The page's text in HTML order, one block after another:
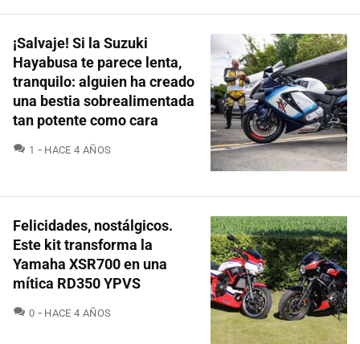
¡Salvaje! Si la Suzuki
Hayabusa te parece lenta,
tranquilo: alguien ha creado
una bestia sobrealimentada
tan potente como cara
1 COMENTARIOS
HACE 4 AÑOS
Felicidades, nostálgicos.
Este kit transforma la
Yamaha XSR700 en una
mítica RD350 YPVS
0 COMENTARIOS
HACE 4 AÑOS